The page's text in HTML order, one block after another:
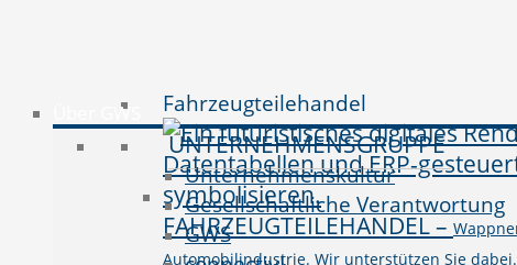
Fahrzeugteilehandel
FAHRZEUGTEILEHANDEL–
Automobilindustrie. Wir unterstützen Sie dabei.
Über GWS
UNTERNEHMENSGRUPPE
Unternehmenskultur
Gesellschaftliche Verantwortung
GWS